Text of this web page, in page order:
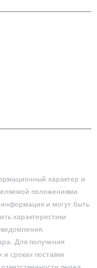
характер и
положениями
и могут быть
характеристики
Для получения
сроках поставки